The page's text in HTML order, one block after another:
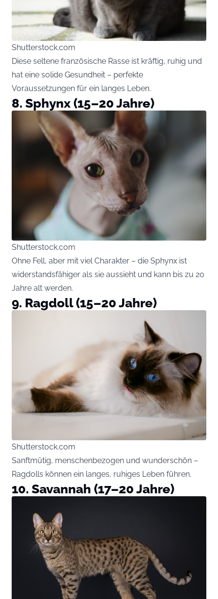
Shutterstock.com
Diese seltene französische Rasse ist kräftig, ruhig und
hat eine solide Gesundheit – perfekte
Voraussetzungen für ein langes Leben.
8. Sphynx (15–20 Jahre)
Shutterstock.com
Ohne Fell, aber mit viel Charakter – die Sphynx ist
widerstandsfähiger als sie aussieht und kann bis zu 20
Jahre alt werden.
9. Ragdoll (15–20 Jahre)
Shutterstock.com
Sanftmütig, menschenbezogen und wunderschön –
Ragdolls können ein langes, ruhiges Leben führen.
10. Savannah (17–20 Jahre)